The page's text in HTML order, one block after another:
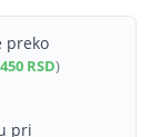
preko
450 RSD)
pri